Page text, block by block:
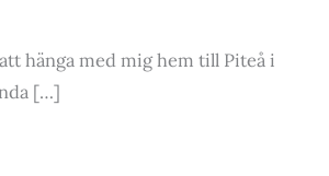
hänga med mig hem till Piteå i
[…]